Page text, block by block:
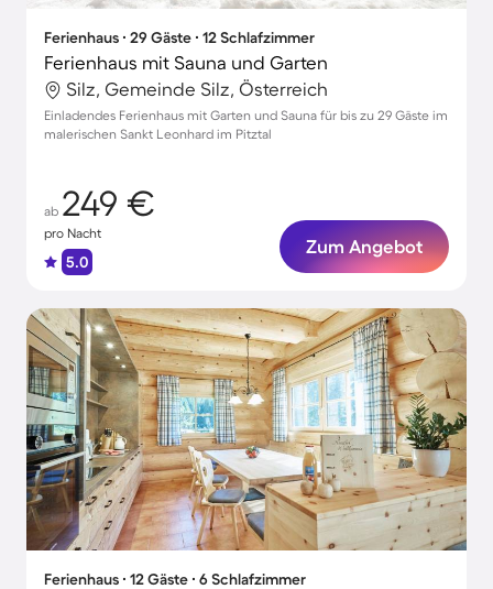
Ferienhaus ∙ 29 Gäste ∙ 12 Schlafzimmer
Ferienhaus mit Sauna und Garten
Silz, Gemeinde Silz, Österreich
Einladendes Ferienhaus mit Garten und Sauna für bis zu 29 Gäste im
malerischen Sankt Leonhard im Pitztal
ab 249 €
pro Nacht
5.0
Zum Angebot
Ferienhaus ∙ 12 Gäste ∙ 6 Schlafzimmer